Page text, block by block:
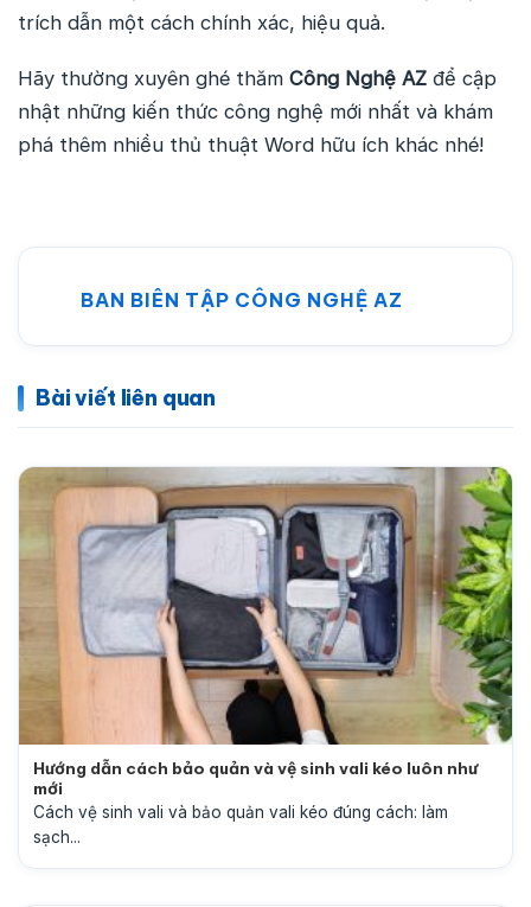
trích dẫn một cách chính xác, hiệu quả.
Hãy thường xuyên ghé thăm Công Nghệ AZ để cập
nhật những kiến thức công nghệ mới nhất và khám
phá thêm nhiều thủ thuật Word hữu ích khác nhé!
BAN BIÊN TẬP CÔNG NGHỆ AZ
Bài viết liên quan
Hướng dẫn cách bảo quản và vệ sinh vali kéo luôn như
mới
Cách vệ sinh vali và bảo quản vali kéo đúng cách: làm
sạch...